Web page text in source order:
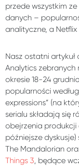
przede wszystkim
danych –
analityczne, a
Nasz ostatni artykuł
Analytics zebranych
okresie 18-24
popularności
expressions” (na
serialu składają się
obejrzenia
późniejsze
The Mandalorian
Things 3, będące